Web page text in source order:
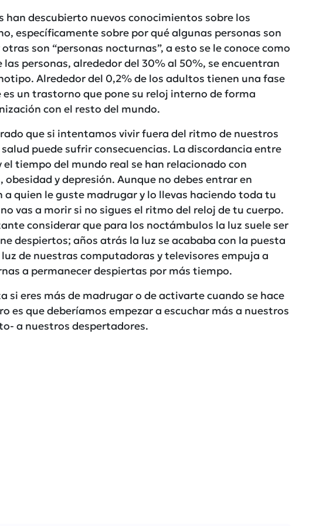
han descubierto nuevos conocimientos sobre los
específicamente sobre por qué algunas personas son
son “personas nocturnas”, a esto se le conoce como
personas, alrededor del 30% al 50%, se encuentran
Alrededor del 0,2% de los adultos tienen una fase
un trastorno que pone su reloj interno de forma
con el resto del mundo.
que si intentamos vivir fuera del ritmo de nuestros
puede sufrir consecuencias. La discordancia entre
tiempo del mundo real se han relacionado con
y depresión. Aunque no debes entrar en
a quien le guste madrugar y lo llevas haciendo toda tu
vas a morir si no sigues el ritmo del reloj de tu cuerpo.
considerar que para los noctámbulos la luz suele ser
despiertos; años atrás la luz se acababa con la puesta
de nuestras computadoras y televisores empuja a
a permanecer despiertas por más tiempo.
si eres más de madrugar o de activarte cuando se hace
es que deberíamos empezar a escuchar más a nuestros
a nuestros despertadores.